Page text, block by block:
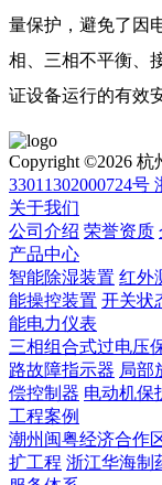
量保护，避免了因
相、三相不平衡、
证设备运行的有效
Copyright ©2026
33011302000724号
关于我们
公司介绍 荣誉资质
产品中心
智能除湿装置 红外
能操控装置 开关状
能电力仪表
三相组合式过电压
路故障指示器 局部
偿控制器 电动机保
工程案例
潮州闽粤经济合作
扩工程 浙江华海制